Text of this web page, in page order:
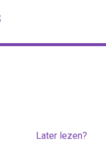
Later lezen?